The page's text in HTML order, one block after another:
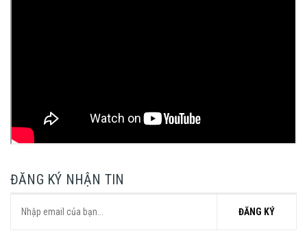
ĐĂNG KÝ NHẬN TIN
ĐĂNG KÝ